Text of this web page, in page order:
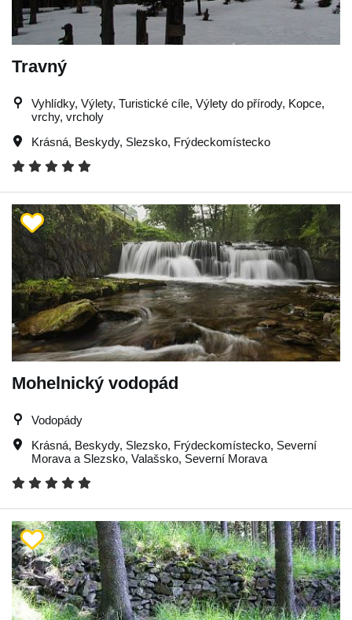
Travný
Vyhlídky, Výlety, Turistické cíle, Výlety do přírody, Kopce,
vrchy, vrcholy
Krásná, Beskydy, Slezsko, Frýdeckomístecko
Mohelnický vodopád
Vodopády
Krásná, Beskydy, Slezsko, Frýdeckomístecko, Severní
Morava a Slezsko, Valašsko, Severní Morava